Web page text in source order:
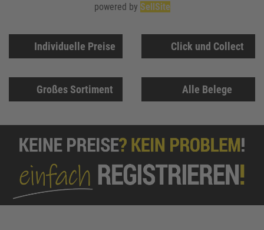
Individuelle Preise Click und Collect
Großes Sortiment Alle Belege
powered by SellSite